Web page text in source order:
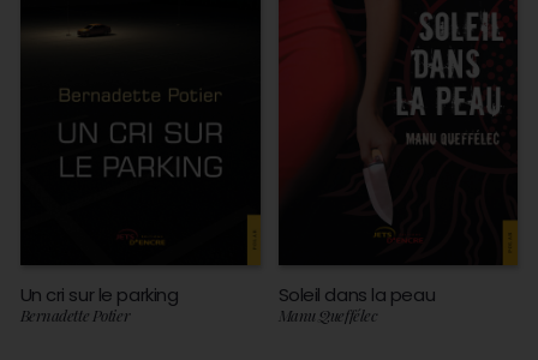
Un cri sur le parking
Bernadette Potier
Soleil dans la peau
Manu Queffélec